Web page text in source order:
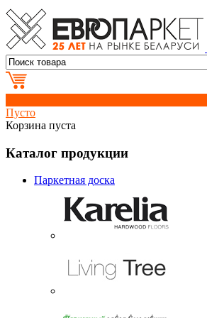
Пусто
Корзина пуста
Каталог продукции
Паркетная доска